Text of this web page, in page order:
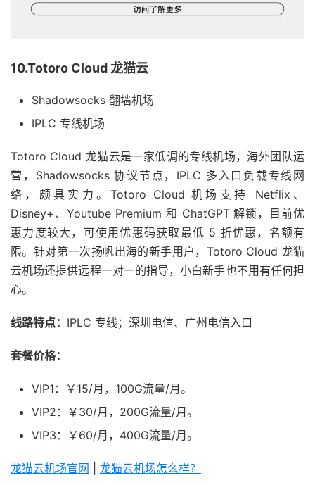
10.Totoro Cloud 龙猫云
Shadowsocks 翻墙机场
IPLC 专线机场
Totoro Cloud 龙猫云是一家低调的专线机场，海外团队运
营，Shadowsocks 协议节点，IPLC 多入口负载专线网
络，颇具实力。Totoro Cloud 机场支持 Netflix、
Disney+、Youtube Premium 和 ChatGPT 解锁，目前优
惠力度较大，可使用优惠码获取最低 5 折优惠，名额有
限。针对第一次扬帆出海的新手用户，Totoro Cloud 龙猫
云机场还提供远程一对一的指导，小白新手也不用有任何担
心。
线路特点： IPLC 专线；深圳电信、广州电信入口
套餐价格：
VIP1：￥15/月，100G流量/月。
VIP2：￥30/月，200G流量/月。
VIP3：￥60/月，400G流量/月。
龙猫云机场官网 龙猫云机场怎么样？